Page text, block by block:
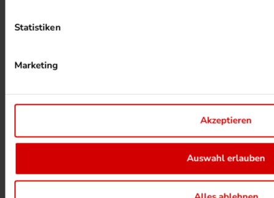
Statistiken
Marketing
Akzeptieren
Auswahl erlauben
HEIZUNG PER ABWÄRME